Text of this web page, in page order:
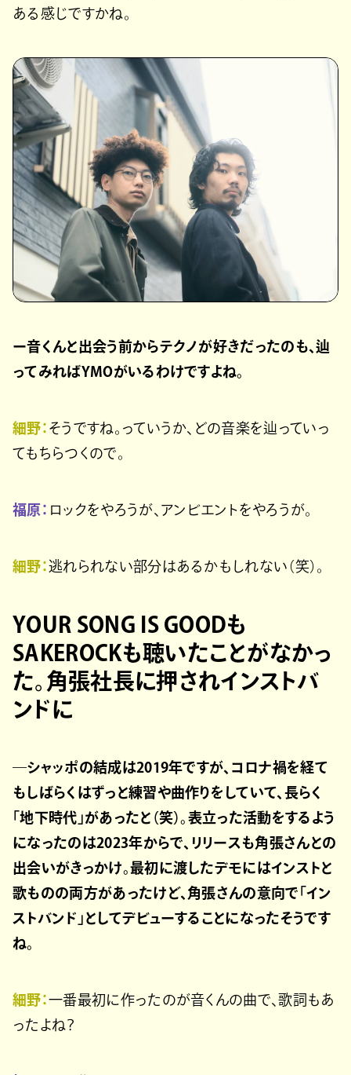
ある感じですかね。
ー音くんと出会う前からテクノが好きだったのも、辿
ってみればYMOがいるわけですよね。
細野： そうですね。っていうか、どの音楽を辿っていっ
てもちらつくので。
福原： ロックをやろうが、アンビエントをやろうが。
細野：逃れられない部分はあるかもしれない（笑）。
YOUR SONG IS GOODも
SAKEROCKも聴いたことがなかっ
た。角張社長に押されインストバ
ンドに
―シャッポの結成は2019年ですが、コロナ禍を経て
もしばらくはずっと練習や曲作りをしていて、長らく
「地下時代」があったと（笑）。表立った活動をするよう
になったのは2023年からで、リリースも角張さんとの
出会いがきっかけ。最初に渡したデモにはインストと
歌ものの両方があったけど、角張さんの意向で「イン
ストバンド」としてデビューすることになったそうです
ね。
細野：一番最初に作ったのが音くんの曲で、歌詞もあ
ったよね？